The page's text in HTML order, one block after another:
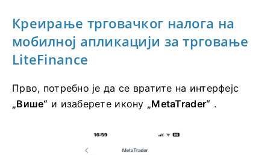
Креирање трговачког налога на
мобилној апликацији за трговање
LiteFinance
Прво, потребно је да се вратите на интерфејс
„Више“ и изаберете икону „MetaTrader“ .